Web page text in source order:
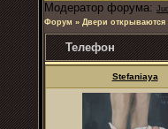
Модератор форума:
Форум » Двери открываются
Телефон
Stefaniaya